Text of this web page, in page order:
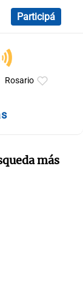
Participá
Rosario
más